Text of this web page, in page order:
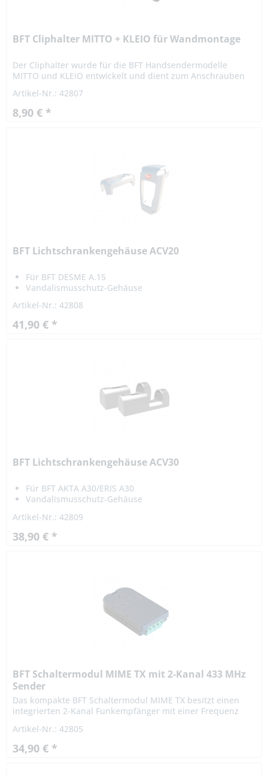
BFT Cliphalter MITTO + KLEIO für Wandmontage
Der Cliphalter wurde für die BFT Handsendermodelle
MITTO und KLEIO entwickelt und dient zum Anschrauben
Lieferumfang: 1x...
Artikel-Nr.: 42807
8,90 € *
BFT Lichtschrankengehäuse ACV20
Für BFT DESME A.15
Vandalismusschutz-Gehäuse
Artikel-Nr.: 42808
41,90 € *
BFT Lichtschrankengehäuse ACV30
Für BFT AKTA A30/ERIS A30
Vandalismusschutz-Gehäuse
Artikel-Nr.: 42809
38,90 € *
BFT Schaltermodul MIME TX mit 2-Kanal 433 MHz
Sender
Das kompakte BFT Schaltermodul MIME TX besitzt einen
integrierten 2-Kanal Funkempfänger mit einer Frequenz
Außenbereich mit...
Artikel-Nr.: 42805
34,90 € *